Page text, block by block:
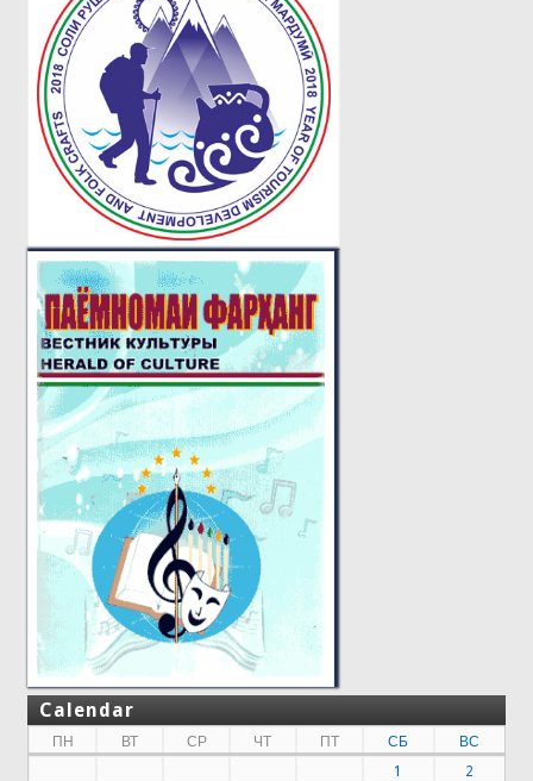
Calendar
ПН ВТ СР ЧТ ПТ СБ
ВС
1
2